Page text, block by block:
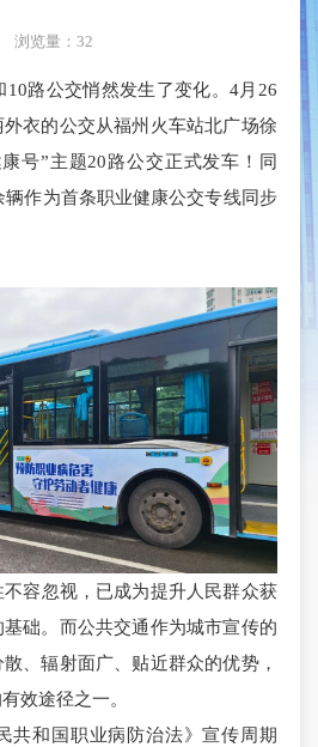
浏览量：32
10路公交悄然发生了变化。4月26
衣的公交从福州火车站北广场徐
号”主题20路公交正式发车！同
辆作为首条职业健康公交专线同步
容忽视，已成为提升人民群众获
础。而公共交通作为城市宣传的
、辐射面广、贴近群众的优势，
效途径之一。
共和国职业病防治法》宣传周期